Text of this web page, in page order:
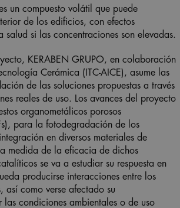
un compuesto volátil que puede
de los edificios, con efectos
salud si las concentraciones son elevadas.
KERABEN GRUPO, en colaboración
Cerámica (ITC-AICE), asume las
de las soluciones propuestas a través
reales de uso. Los avances del proyecto
organometálicos porosos
para la fotodegradación de los
en diversos materiales de
medida de la eficacia de dichos
se va a estudiar su respuesta en
producirse interacciones entre los
así como verse afectado su
las condiciones ambientales o de uso